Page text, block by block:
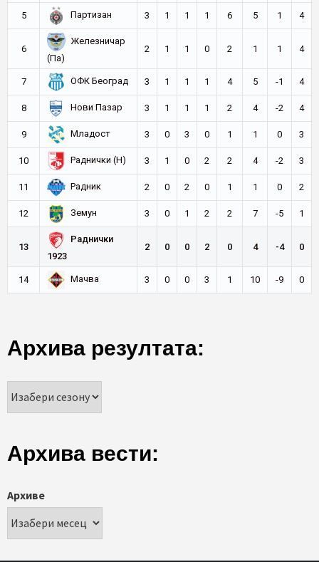
5 Партизан 3 1 1 1 6 5 1 4
6
Железничар
(Па)
2 1 1 0 2 1 1 4
7 ОФК Београд 3 1 1 1 4 5 -1 4
8 Нови Пазар 3 1 1 1 2 4 -2 4
9 Младост 3 0 3 0 1 1 0 3
10 Раднички (Н) 3 1 0 2 2 4 -2 3
11 Радник 2 0 2 0 1 1 0 2
12 Земун 3 0 1 2 2 7 -5 1
13
Раднички
1923
2 0 0 2 0 4 -4 0
14 Мачва 3 0 0 3 1 10 -9 0
Архива резултата:
Архива вести:
Архиве